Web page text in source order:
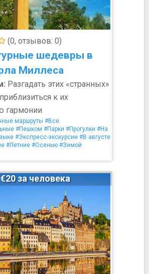
(0, отзывов: 0)
шедевры в
Миллеса
Разгадать этих «странных»
к их
гармонии
маршруты #Все
#Пешком #Парки #Прогулки #На
#Экспресс-экскурсии #В августе
#Летние #Осенью #Зимой
€20 за человека